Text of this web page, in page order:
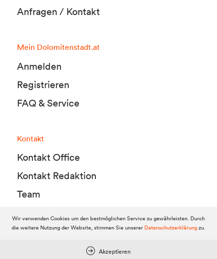
Anfragen / Kontakt
Mein Dolomitenstadt.at
Anmelden
Registrieren
FAQ & Service
Kontakt
Kontakt Office
Kontakt Redaktion
Team
© 2010-2026 Dolomitenstadt.at
Wir verwenden Cookies um den bestmöglichen Service zu gewährleisten. Durch
die weitere Nutzung der Website, stimmen Sie unserer Datenschutzerklärungzu.
Akzeptieren